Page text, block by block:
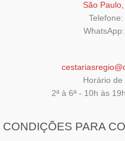
São
Telefone:
WhatsApp:
Horário de
2ª à 6ª - 10h às
CONDIÇÕES PARA